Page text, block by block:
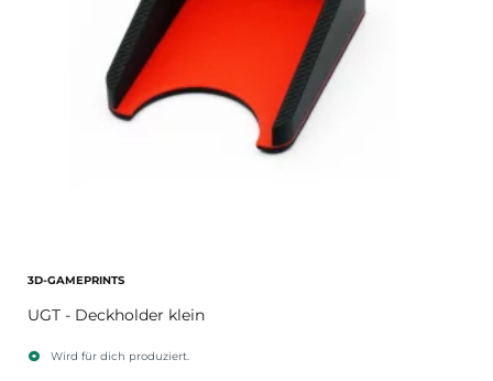
3D-GAMEPRINTS
UGT - Deckholder klein
Wird für dich produziert.